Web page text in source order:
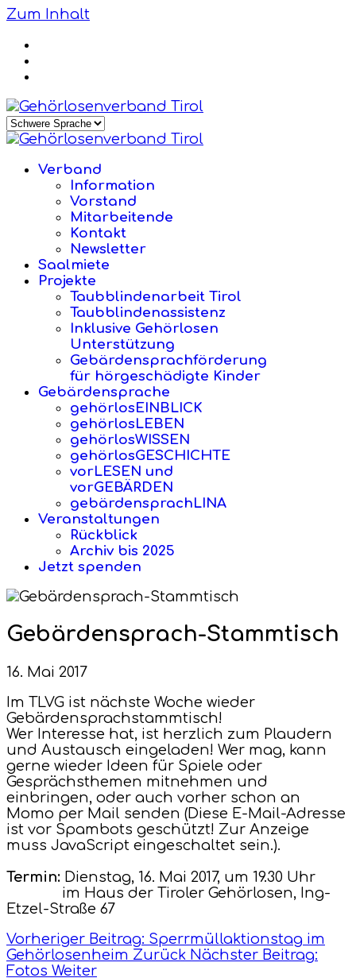
Zum Inhalt
Verband
Information
Vorstand
Mitarbeitende
Kontakt
Newsletter
Saalmiete
Projekte
Taubblindenarbeit Tirol
Taubblindenassistenz
Inklusive Gehörlosen
Unterstützung
Gebärdensprachförderung
für hörgeschädigte Kinder
Gebärdensprache
gehörlosEINBLICK
gehörlosLEBEN
gehörlosWISSEN
gehörlosGESCHICHTE
vorLESEN und
vorGEBÄRDEN
gebärdensprachLINA
Veranstaltungen
Rückblick
Archiv bis 2025
Jetzt spenden
Gebärdensprach-Stammtisch
16. Mai 2017
Im TLVG ist nächste Woche wieder
Gebärdensprachstammtisch!
Wer Interesse hat, ist herzlich zum Plaudern
und Austausch eingeladen! Wer mag, kann
gerne wieder Ideen für Spiele oder
Gesprächsthemen mitnehmen und
einbringen, oder auch vorher schon an
Momo per Mail senden (Diese E-Mail-Adresse
ist vor Spambots geschützt! Zur Anzeige
muss JavaScript eingeschaltet sein.).
Termin: Dienstag, 16. Mai 2017, um 19.30 Uhr
im Haus der Tiroler Gehörlosen, Ing-
Etzel-Straße 67
Vorheriger Beitrag: Sperrmüllaktionstag im
Gehörlosenheim Zurück Nächster Beitrag:
Fotos Weiter